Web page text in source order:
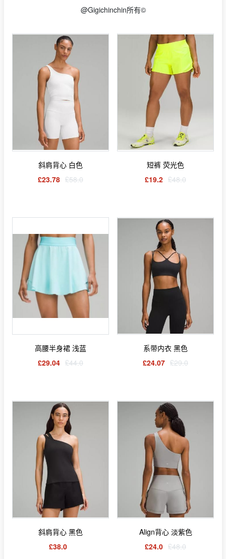
@Gigichinchin所有©
斜肩背心 白色
£23.78 £58.0
短裤 荧光色
£19.2 £48.0
高腰半身裙 浅蓝
£29.04 £44.0
系带内衣 黑色
£24.07 £29.0
斜肩背心 黑色
£38.0
Align背心 淡紫色
£24.0 £48.0